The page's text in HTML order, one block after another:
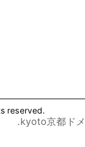
reserved.
.kyoto京都ド